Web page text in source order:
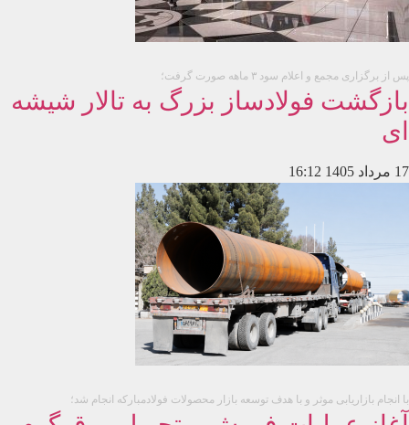
پس از برگزاری مجمع و اعلام سود ۳ ماهه صورت گرفت؛
بازگشت فولادساز بزرگ به تالار شیشه
ای
17 مرداد 1405 16:12
با انجام بازاریابی موثر و با هدف توسعه بازار محصولات فولادمبارکه انجام شد؛